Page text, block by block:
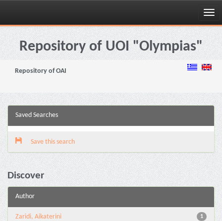
Skip
navigationRepository of UOI "Olympias"
Repository of OAI
Saved Searches
Save this search
Discover
Author
1
Zaridi, Aikaterini